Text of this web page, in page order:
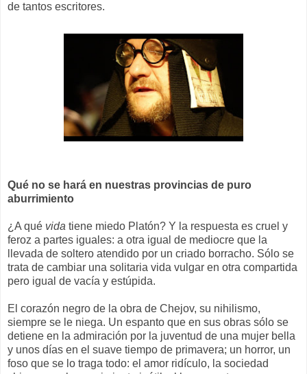
de tantos escritores.
Qué no se hará en nuestras provincias de puro
aburrimiento
¿A qué vida tiene miedo Platón? Y la respuesta es cruel y
feroz a partes iguales: a otra igual de mediocre que la
llevada de soltero atendido por un criado borracho. Sólo se
trata de cambiar una solitaria vida vulgar en otra compartida
pero igual de vacía y estúpida.
El corazón negro de la obra de Chejov, su nihilismo,
siempre se le niega. Un espanto que en sus obras sólo se
detiene en la admiración por la juventud de una mujer bella
y unos días en el suave tiempo de primavera; un horror, un
foso que se lo traga todo: el amor ridículo, la sociedad